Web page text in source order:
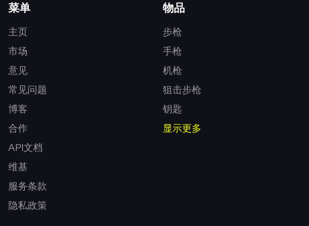
菜单
主页
市场
意见
常见问题
博客
合作
API文档
维基
服务条款
隐私政策
物品
步枪
手枪
机枪
狙击步枪
钥匙
显示更多